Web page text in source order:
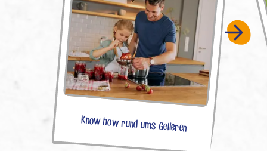
Know how rund ums Gelieren